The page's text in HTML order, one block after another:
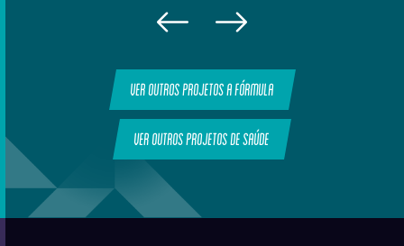
Ver outros projetos A Fórmula
Ver outros projetos de Saúde